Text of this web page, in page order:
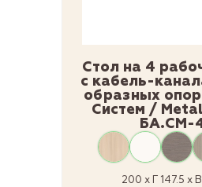
Стол на 4
с кабель-
образных
Систем /
БА.СМ-
200 x Г 147.5 x